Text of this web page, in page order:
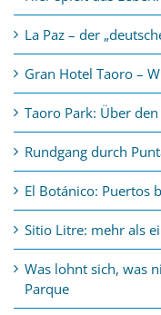
La Paz – der
Gran Hotel Taoro –
Taoro Park: Über
Rundgang durch
El Botánico: Puertos
Sitio Litre: mehr als
Was lohnt sich, was
Parque